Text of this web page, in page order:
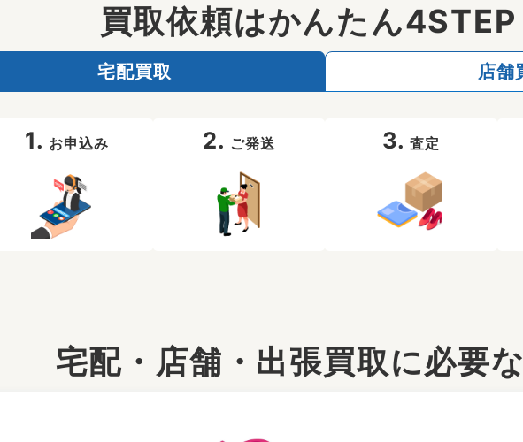
買取依頼はかんたん
宅配買取 店舗
1. お申込み 2. ご発送 3.査定
宅配・店舗・出張買取に必要